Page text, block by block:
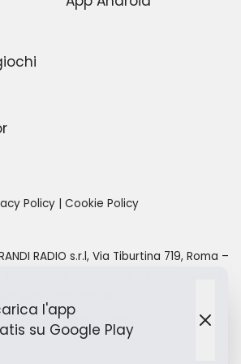
Policy| Cookie Policy
RADIO s.r.l, Via Tiburtina 719, Roma –
with by TO
l'app
su Google Play